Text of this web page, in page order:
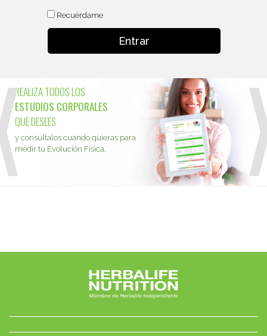
Recuérdame
REALIZA TODOS LOS
ESTUDIOS CORPORALES
QUE DESEES
y consúltalos cuando quieras para
medir tu Evolución Física.